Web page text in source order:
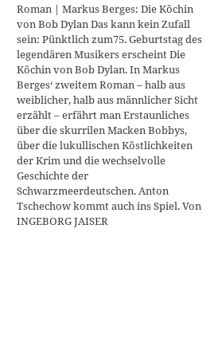
Roman | Markus Berges: Die Köchin
von Bob Dylan Das kann kein Zufall
sein: Pünktlich zum75. Geburtstag des
legendären Musikers erscheint Die
Köchin von Bob Dylan. In Markus
Berges‘ zweitem Roman – halb aus
weiblicher, halb aus männlicher Sicht
erzählt – erfährt man Erstaunliches
über die skurrilen Macken Bobbys,
über die lukullischen Köstlichkeiten
der Krim und die wechselvolle
Geschichte der
Schwarzmeerdeutschen. Anton
Tschechow kommt auch ins Spiel. Von
INGEBORG JAISER